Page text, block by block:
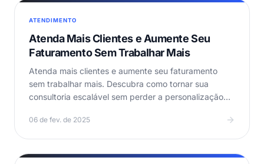
ATENDIMENTO
Atenda Mais Clientes e Aumente Seu
Faturamento Sem Trabalhar Mais
Atenda mais clientes e aumente seu faturamento
sem trabalhar mais. Descubra como tornar sua
consultoria escalável sem perder a personalização
06 de fev. de 2025